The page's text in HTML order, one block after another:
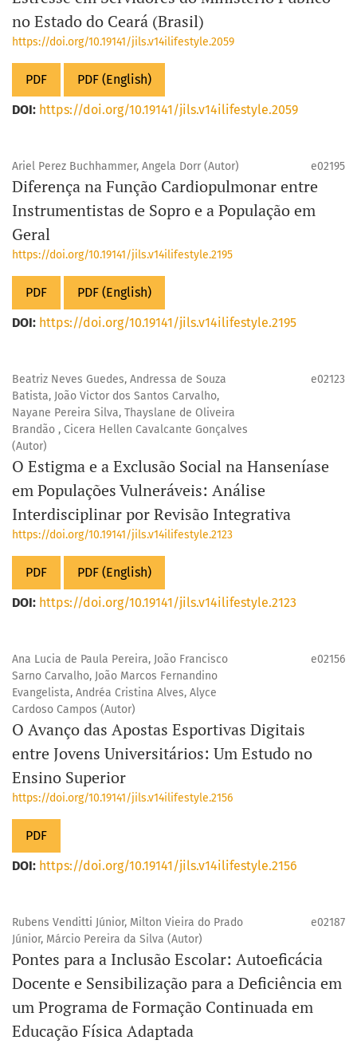
no Estado do Ceará (Brasil)
https://doi.org/10.19141/jils.v14ilifestyle.2059
PDF
PDF (English)
DOI: https://doi.org/10.19141/jils.v14ilifestyle.2059
Ariel Perez Buchhammer, Angela Dorr (Autor) e02195
Diferença na Função Cardiopulmonar entre
Instrumentistas de Sopro e a População em
Geral
https://doi.org/10.19141/jils.v14ilifestyle.2195
PDF
PDF (English)
DOI: https://doi.org/10.19141/jils.v14ilifestyle.2195
Beatriz Neves Guedes, Andressa de Souza
Batista, João Victor dos Santos Carvalho,
Nayane Pereira Silva, Thayslane de Oliveira
Brandão , Cicera Hellen Cavalcante Gonçalves
(Autor)
e02123
O Estigma e a Exclusão Social na Hanseníase
em Populações Vulneráveis: Análise
Interdisciplinar por Revisão Integrativa
https://doi.org/10.19141/jils.v14ilifestyle.2123
PDF
PDF (English)
DOI: https://doi.org/10.19141/jils.v14ilifestyle.2123
Ana Lucia de Paula Pereira, João Francisco
Sarno Carvalho, João Marcos Fernandino
Evangelista, Andréa Cristina Alves, Alyce
Cardoso Campos (Autor)
e02156
O Avanço das Apostas Esportivas Digitais
entre Jovens Universitários: Um Estudo no
Ensino Superior
https://doi.org/10.19141/jils.v14ilifestyle.2156
PDF
DOI: https://doi.org/10.19141/jils.v14ilifestyle.2156
Rubens Venditti Júnior, Milton Vieira do Prado
Júnior, Márcio Pereira da Silva (Autor)
e02187
Pontes para a Inclusão Escolar: Autoeficácia
Docente e Sensibilização para a Deficiência em
um Programa de Formação Continuada em
Educação Física Adaptada